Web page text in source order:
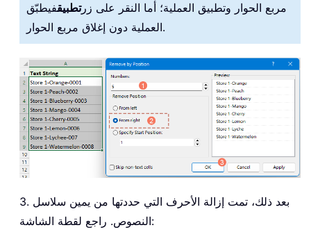
مربع الحوار وتطبيق العملية؛ أما النقر على زرتطبيقفيطبّق
العملية دون إغلاق مربع الحوار.
3. بعد ذلك، تمت إزالة الأحرف التي حددتها من يمين سلاسل
النصوص. راجع لقطة الشاشة: